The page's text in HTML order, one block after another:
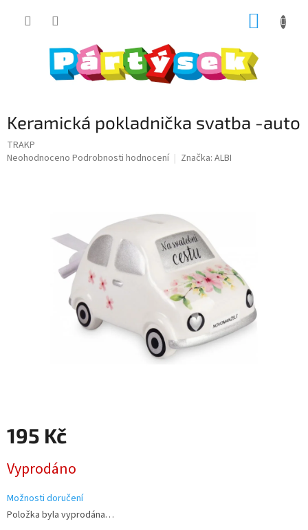
Keramická pokladnička svatba -auto
TRAKP
Průměrné
Neohodnoceno Podrobnosti hodnocení Značka: ALBI
195 Kč
cena:
Vyprodáno
Možnosti doručení
Položka byla vyprodána…